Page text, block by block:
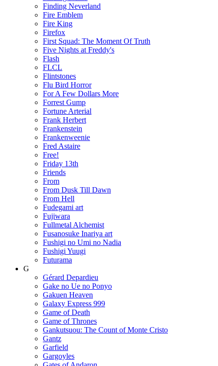
Finding Neverland
Fire Emblem
Fire King
Firefox
First Squad: The Moment Of Truth
Five Nights at Freddy's
Flash
FLCL
Flintstones
Flu Bird Horror
For A Few Dollars More
Forrest Gump
Fortune Arterial
Frank Herbert
Frankenstein
Frankenweenie
Fred Astaire
Free!
Friday 13th
Friends
From
From Dusk Till Dawn
From Hell
Fudegami art
Fujiwara
Fullmetal Alchemist
Fusanosuke Inariya art
Fushigi no Umi no Nadia
Fushigi Yuugi
Futurama
G
Gérard Depardieu
Gake no Ue no Ponyo
Gakuen Heaven
Galaxy Express 999
Game of Death
Game of Thrones
Gankutsuou: The Count of Monte Cristo
Gantz
Garfield
Gargoyles